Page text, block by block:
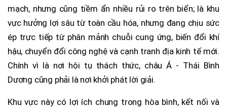
mạch, nhưng cũng tiềm ẩn nhiều rủi ro trên biển; là khu
vực hưởng lợi sâu từ toàn cầu hóa, nhưng đang chịu sức
ép trực tiếp từ phân mảnh chuỗi cung ứng, biến đổi khí
hậu, chuyển đổi công nghệ và cạnh tranh địa kinh tế mới.
Chính vì là nơi hội tụ thách thức, châu Á - Thái Bình
Dương cũng phải là nơi khởi phát lời giải.
Khu vực này có lợi ích chung trong hòa bình, kết nối và